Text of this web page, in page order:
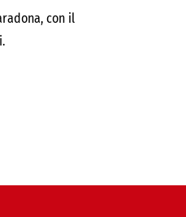
con il